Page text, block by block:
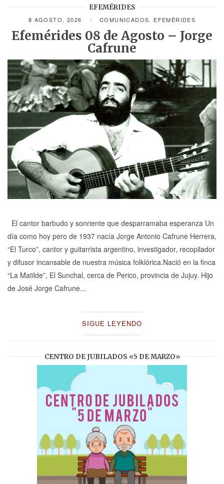
EFEMÉRIDES
8 AGOSTO, 2026 COMUNICADOS EFEMÉRIDES
Efemérides 08 de Agosto – Jorge
Cafrune
El cantor barbudo y sonriente que desparramaba esperanza Un
día como hoy pero de 1937 nacía Jorge Antonio Cafrune Herrera,
“El Turco”, cantor y guitarrista argentino, investigador, recopilador
y difusor incansable de nuestra música folklórica.Nació en la finca
“La Matilde”, El Sunchal, cerca de Perico, provincia de Jujuy. Hijo
de José Jorge Cafrune...
SIGUE LEYENDO
CENTRO DE JUBILADOS «5 DE MARZO»